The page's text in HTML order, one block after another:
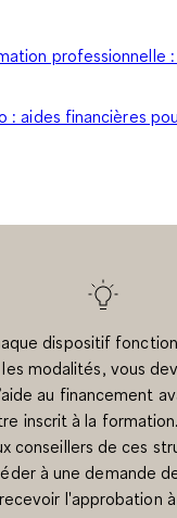
professionnelle :
: aides financières
dispositif
modalités, vous
au financement
inscrit à la
conseillers de ces
à une demande
l'approbation